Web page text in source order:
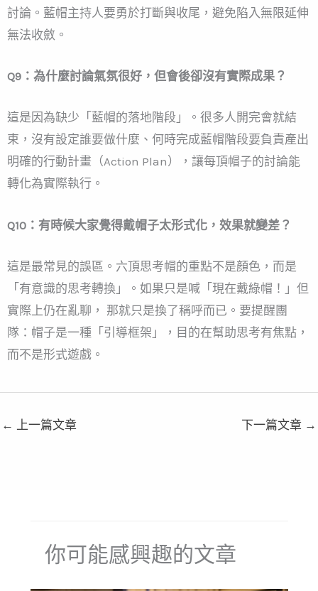
討論。藍帽主持人要勇於打斷與收尾，避免陷入無限延伸
無法收斂。
Q9：為什麼討論氣氛很好，但會後卻沒有實際成果？
這是因為缺少「藍帽的落地階段」。很多人開完會就結
束，沒有設定誰要做什麼、何時完成藍帽階段要負責產出
明確的行動計畫（Action Plan），讓每頂帽子的討論能
轉化為實際執行。
Q10：有時候大家覺得戴帽子太形式化，效果就變差？
這是最常見的誤區。六頂思考帽的重點不是顏色，而是
「有意識的思考轉換」。如果只是喊「現在戴綠帽！」但
實際上仍在亂聊， 那就只是換了稱呼而已。要提醒團
隊：帽子是一種「引導框架」，目的在幫助思考有焦點，
而不是形式遊戲。
← 上一篇文章 下一篇文章 →
你可能感興趣的文章